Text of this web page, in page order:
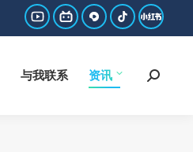
YouTube
opens
哔
哔
西
page
抖
page
小
书
与我联系 资讯 Search:
与我联系 资讯 Search: